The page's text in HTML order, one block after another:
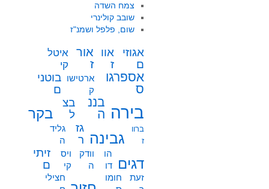
צמח השדה
שובב קולינרי
שום, פלפל ושמנ"ז
אגוזי
ם
אוו
ז
אור
ז
איטל
קי
אספרגו
ס
ארטישו
ק
בוטני
ם
בירה
בננ
ה
בצ
ל
בקר
ברוו
ז
גבינה
גז
ר
גליד
ה
דגים
הו
דו
וודק
ה
ויס
קי
זיתי
ם
זעת
חומו
חצילי